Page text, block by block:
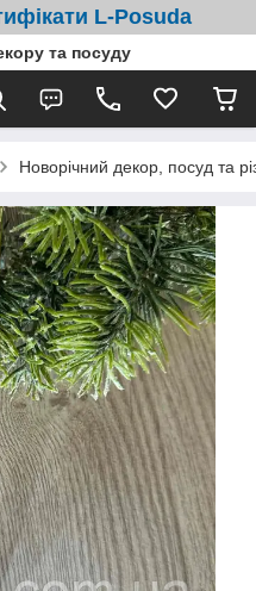
L-Posuda
та посуду
Новорічний декор, посуд та